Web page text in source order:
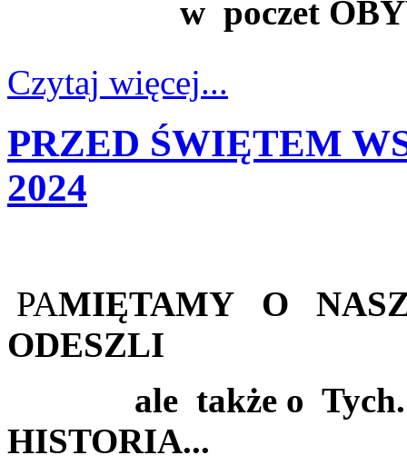
w poczet
Czytaj więcej...
PRZED ŚWIĘTEM
2024
PAMIĘTAMY O
ODESZLI
ale także o Tych. po
HISTORIA...